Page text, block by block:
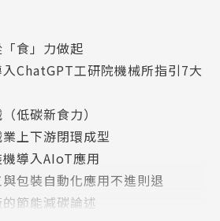
廠輸出解決方案。
淨零碳排趨勢，
碳、環保製程，
裡供應鏈的一環。
食」力做起
ChatGPT工研院機械所指引7大
低碳新食力）
上下游閉環成型
導入AIoT應用
包裝自動化應用不進則退
節能減碳論述